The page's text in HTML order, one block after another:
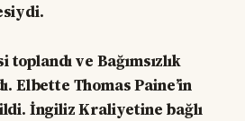
ve Bağımsızlık
Elbette Thomas Paine’in
İngiliz Kraliyetine bağlı